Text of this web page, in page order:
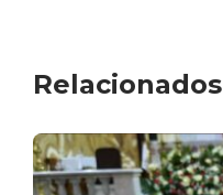
Relacionados